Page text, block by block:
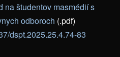
na študentov masmédií s
odboroch (.pdf)
dspt.2025.25.4.74-83